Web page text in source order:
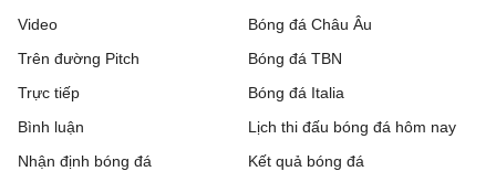
Video
Trên đường Pitch
Trực tiếp
Bóng đá Châu Âu
Bóng đá TBN
Bóng đá Italia
Bình luận
Nhận định bóng đá
Lịch thi đấu bóng đá hôm nay
Kết quả bóng đá